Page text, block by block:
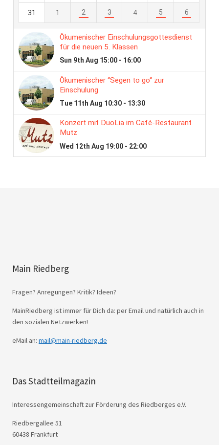
Main Riedberg
Fragen? Anregungen? Kritik? Ideen?
MainRiedberg ist immer für Dich da: per Email und natürlich auch in
den sozialen Netzwerken!
eMail an: mail@main-riedberg.de
Das Stadtteilmagazin
Interessengemeinschaft zur Förderung des Riedberges e.V.
Riedbergallee 51
60438 Frankfurt